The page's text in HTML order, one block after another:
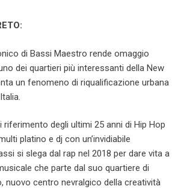
di Bassi Maestro rende omaggio
dei quartieri più interessanti della New
un fenomeno di riqualificazione urbana
riferimento degli ultimi 25 anni di Hip Hop
platino e dj con un’invidiabile
si slega dal rap nel 2018 per dare vita a
che parte dal suo quartiere di
nuovo centro nevralgico della creatività